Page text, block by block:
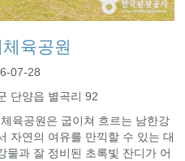
육공원
07-28
단양읍 별곡리 92
육공원은 굽이쳐 흐르는 남한강
자연의 여유를 만끽할 수 있는 대
물과 잘 정비된 초록빛 잔디가 어